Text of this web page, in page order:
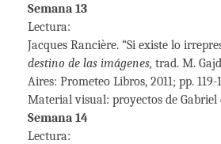
Semana 13
Lectura:
Jacques Rancière. “Si existe lo
destino de las imágenes, trad. M.
Aires: Prometeo Libros, 2011; pp. 119-
Material visual: proyectos de Gabriel
Semana 14
Lectura: